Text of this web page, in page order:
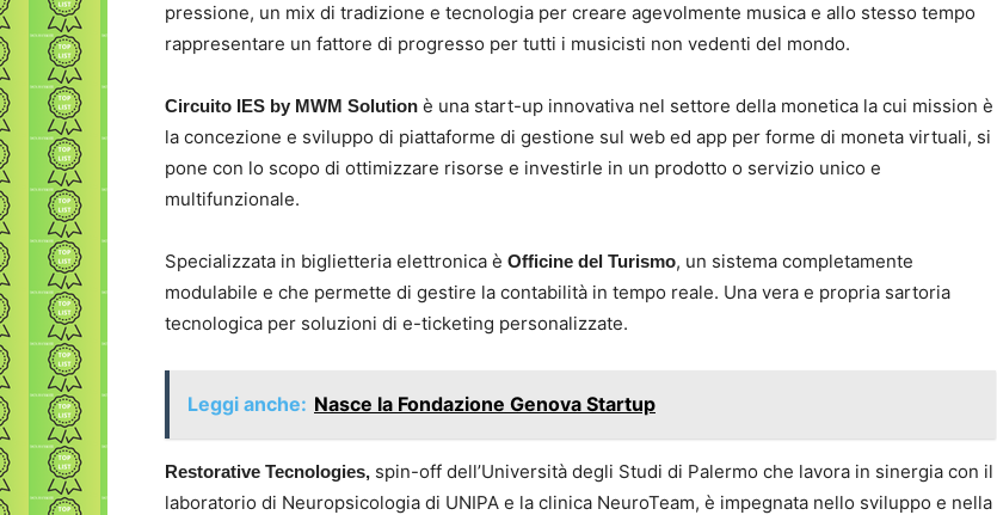
pressione, un mix di tradizione e tecnologia per creare agevolmente musica e allo stesso tempo
rappresentare un fattore di progresso per tutti i musicisti non vedenti del mondo.
Circuito IES by MWM Solution è una start-up innovativa nel settore della monetica la cui mission è
la concezione e sviluppo di piattaforme di gestione sul web ed app per forme di moneta virtuali, si
pone con lo scopo di ottimizzare risorse e investirle in un prodotto o servizio unico e
multifunzionale.
Specializzata in biglietteria elettronica è Officine del Turismo, un sistema completamente
modulabile e che permette di gestire la contabilità in tempo reale. Una vera e propria sartoria
tecnologica per soluzioni di e-ticketing personalizzate.
Leggi anche: Nasce la Fondazione Genova Startup
Restorative Tecnologies, spin-off dell’Università degli Studi di Palermo che lavora in sinergia con il
laboratorio di Neuropsicologia di UNIPA e la clinica NeuroTeam, è impegnata nello sviluppo e nella